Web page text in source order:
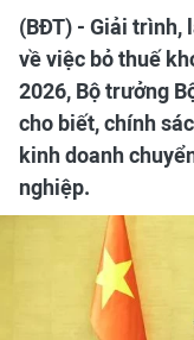
(BĐT) - Giải trình,
về việc bỏ thuế
2026, Bộ trưởng
cho biết, chính
kinh doanh
nghiệp.